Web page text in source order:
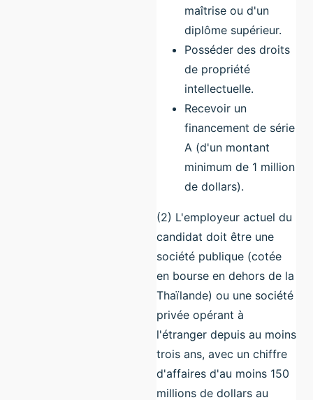
maîtrise ou d'un
diplôme supérieur.
Posséder des droits
de propriété
intellectuelle.
Recevoir un
financement de série
A (d'un montant
minimum de 1 million
de dollars).
(2) L'employeur actuel du
candidat doit être une
société publique (cotée
en bourse en dehors de la
Thaïlande) ou une société
privée opérant à
l'étranger depuis au moins
trois ans, avec un chiffre
d'affaires d'au moins 150
millions de dollars au